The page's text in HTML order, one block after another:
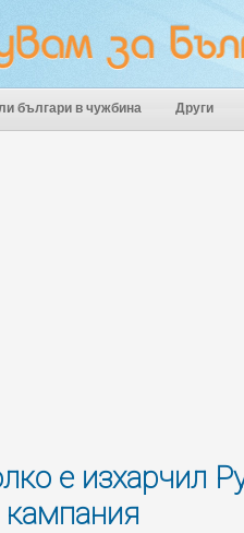
българи в чужбина Други
е изхарчил